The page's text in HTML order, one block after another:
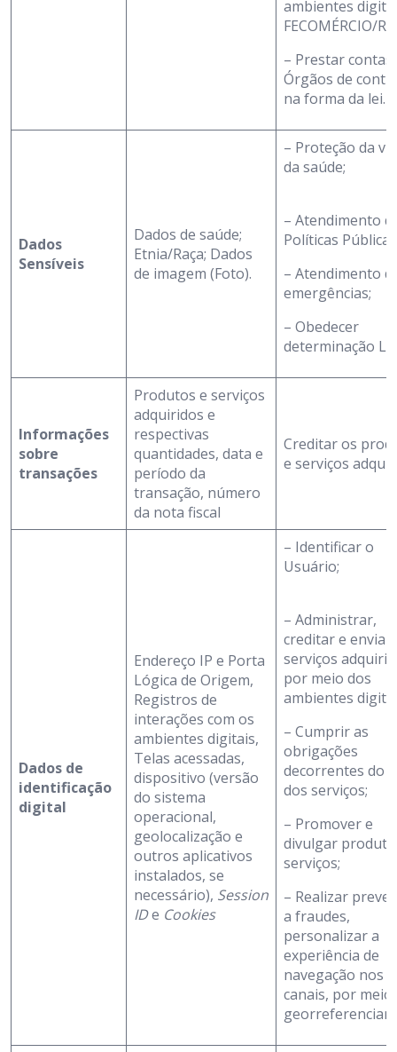
ambientes
FECOMÉRCIO/
– Prestar contas
Órgãos de
na forma da lei.
Dados
Sensíveis
Dados de saúde;
Etnia/Raça; Dados
de imagem (Foto).
– Proteção da
da saúde;
– Atendimento
Políticas
– Atendimento
emergências;
– Obedecer
determinação
Informações
sobre
transações
Produtos e serviços
adquiridos e
respectivas
quantidades, data e
período da
transação, número
da nota fiscal
Creditar os
e serviços
Dados de
identificação
digital
Endereço IP e Porta
Lógica de Origem,
Registros de
interações com os
ambientes digitais,
Telas acessadas,
dispositivo (versão
do sistema
operacional,
geolocalização e
outros aplicativos
instalados, se
necessário), Session
IDe Cookies
– Identificar o
Usuário;
– Administrar,
creditar e enviar
serviços
por meio dos
ambientes
– Cumprir as
obrigações
decorrentes do
dos serviços;
– Promover e
divulgar
serviços;
– Realizar
a fraudes,
personalizar a
experiência de
navegação nos
canais, por meio